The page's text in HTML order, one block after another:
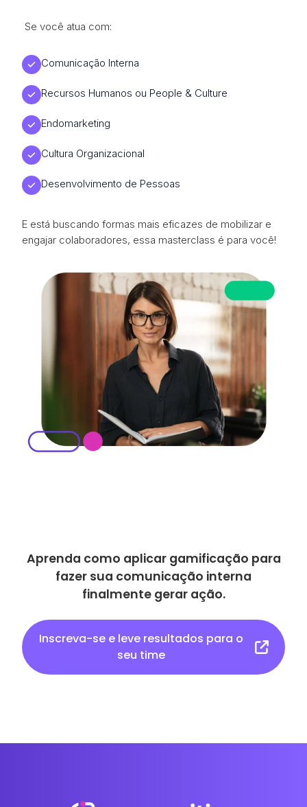
Se você atua com:
Comunicação Interna
Recursos Humanos ou People & Culture
Endomarketing
Cultura Organizacional
Desenvolvimento de Pessoas
E está buscando formas mais eficazes de mobilizar e
engajar colaboradores, essa masterclass é para você!
Aprenda como aplicar gamificação para
fazer sua comunicação interna
finalmente gerar ação.
Inscreva-se e leve resultados para o
seu time